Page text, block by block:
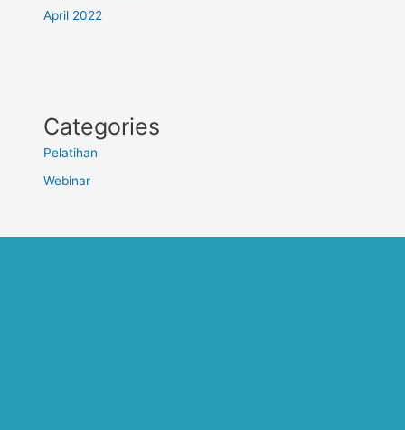
April 2022
Categories
Pelatihan
Webinar